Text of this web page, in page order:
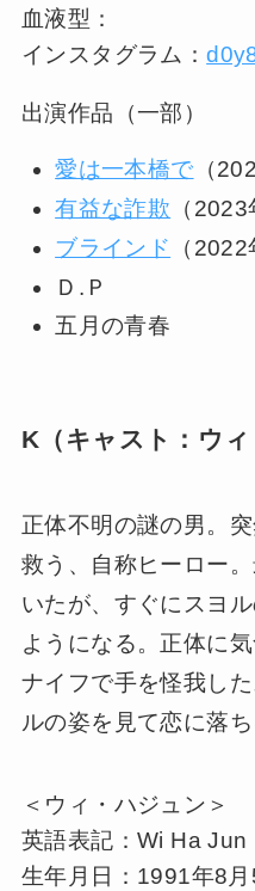
血液型：
インスタグラム：
出演作品（一部）
愛は一本橋で （
有益な詐欺 （2023
ブラインド
（2022
Ｄ.Ｐ
五月の青春
K（キャスト：ウィ
正体不明の謎の男。
救う、自称ヒーロー
いたが、すぐにスヨ
ようになる。正体に
ナイフで手を怪我し
ルの姿を見て恋に落ち
＜ウィ・ハジュン＞
英語表記：Wi Ha Jun
生年月日：1991年8月